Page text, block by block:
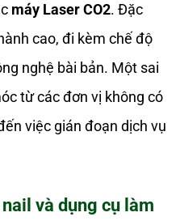
máy Laser CO2. Đặc
cao, đi kèm chế độ
nghệ bài bản. Một sai
từ các đơn vị không có
việc gián đoạn dịch vụ
và dụng cụ làm